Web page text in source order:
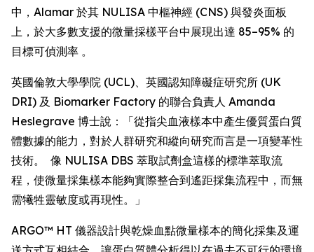
中，Alamar 於其 NULISA 中樞神經 (CNS) 與發炎面板
上，於大多數支援的微量採樣平台中展現出達 85–95% 的
目標可偵測率 。
英國倫敦大學學院 (UCL)、英國認知障礙症研究所 (UK
DRI) 及 Biomarker Factory 的聯合負責人 Amanda
Heslegrave 博士說：「從指尖血液樣本中產生優質蛋白質
體數據的能力，對於人群研究和縱向研究而言是一項變革性
技術。 像 NULISA DBS 萃取試劑盒這樣的標準萃取流
程，使微量採集樣本能夠實際整合到遙距採集流程中，而無
需犧牲靈敏度或再現性。」
ARGO™ HT 儀器設計與乾燥血點微量樣本的簡化採集及運